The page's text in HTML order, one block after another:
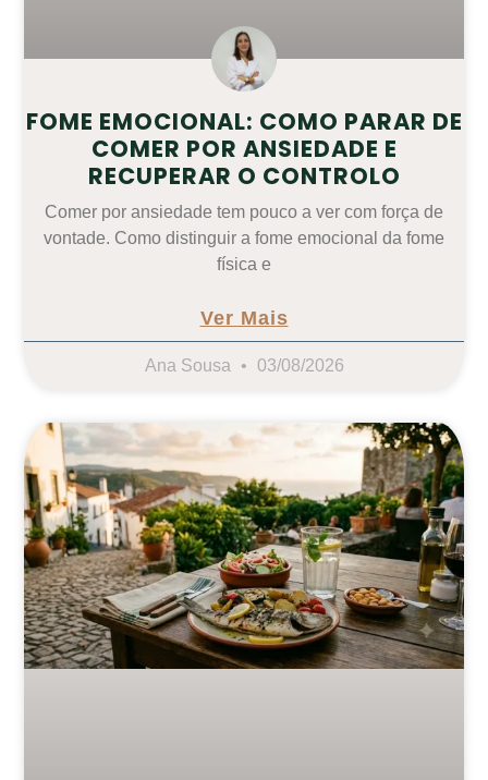
FOME EMOCIONAL: COMO PARAR DE
COMER POR ANSIEDADE E
RECUPERAR O CONTROLO
Comer por ansiedade tem pouco a ver com força de
vontade. Como distinguir a fome emocional da fome
física e
Ver Mais
Ana Sousa 03/08/2026